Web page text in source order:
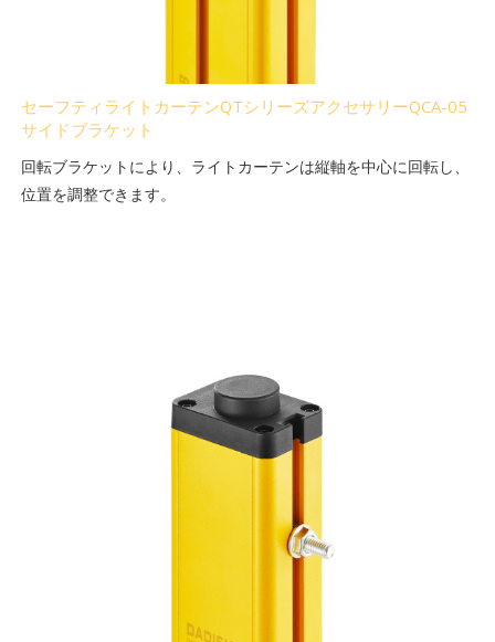
セーフティライトカーテンQTシリーズアクセサリーQCA-05
サイドブラケット
回転ブラケットにより、ライトカーテンは縦軸を中心に回転し、
位置を調整できます。